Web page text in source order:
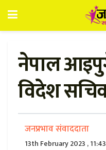
नेपाल
विदेश सचिव
जनप्रभाव संवाददाता
13th February 2023 , 11:43